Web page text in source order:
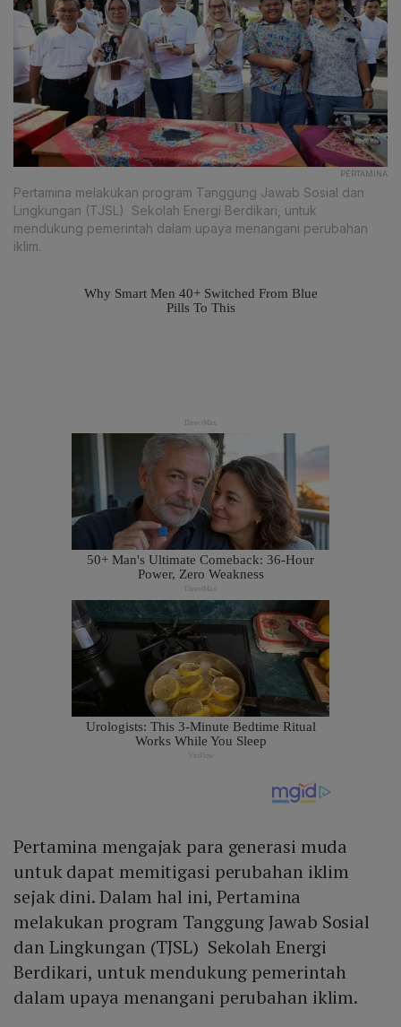
PERTAMINA
Pertamina melakukan program Tanggung Jawab Sosial dan
Lingkungan (TJSL) Sekolah Energi Berdikari, untuk
mendukung pemerintah dalam upaya menangani perubahan
iklim.
Pertamina mengajak para generasi muda
untuk dapat memitigasi perubahan iklim
sejak dini. Dalam hal ini, Pertamina
melakukan program Tanggung Jawab Sosial
dan Lingkungan (TJSL) Sekolah Energi
Berdikari, untuk mendukung pemerintah
dalam upaya menangani perubahan iklim.